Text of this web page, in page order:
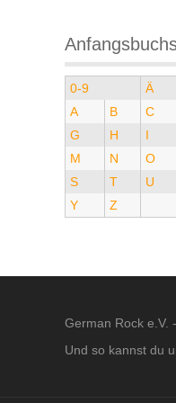
0-9 Ä
A
B C
G
H I
M
N O
S
T U
Y
Z
German Rock e.V.
Und so kannst du